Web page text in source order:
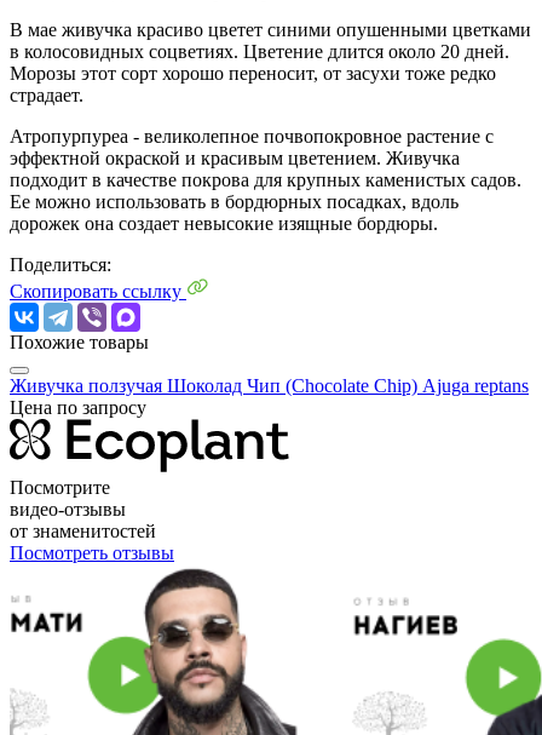
В мае живучка красиво цветет синими опушенными цветками
в колосовидных соцветиях. Цветение длится около 20 дней.
Морозы этот сорт хорошо переносит, от засухи тоже редко
страдает.
Атропурпуреа - великолепное почвопокровное растение с
эффектной окраской и красивым цветением. Живучка
подходит в качестве покрова для крупных каменистых садов.
Ее можно использовать в бордюрных посадках, вдоль
дорожек она создает невысокие изящные бордюры.
Поделиться:
Скопировать ссылку
Похожие товары
Живучка ползучая Шоколад Чип (Chocolate Chip) Ajuga reptans
Цена по запросу
Посмотрите
видео-отзывы
от знаменитостей
Посмотреть отзывы